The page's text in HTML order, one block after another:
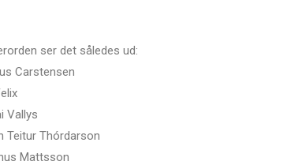
ser det således ud:
Carstensen
Vallys
Teitur Thórdarson
Mattsson